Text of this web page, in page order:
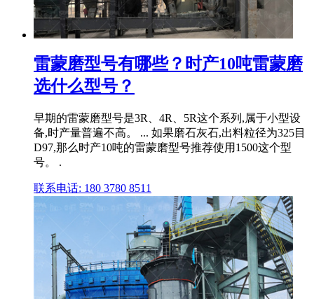
雷蒙磨型号有哪些？时产10吨雷蒙磨
选什么型号？
早期的雷蒙磨型号是3R、4R、5R这个系列,属于小型设
备,时产量普遍不高。 ... 如果磨石灰石,出料粒径为325目
D97,那么时产10吨的雷蒙磨型号推荐使用1500这个型
号。 .
联系电话: 180 3780 8511